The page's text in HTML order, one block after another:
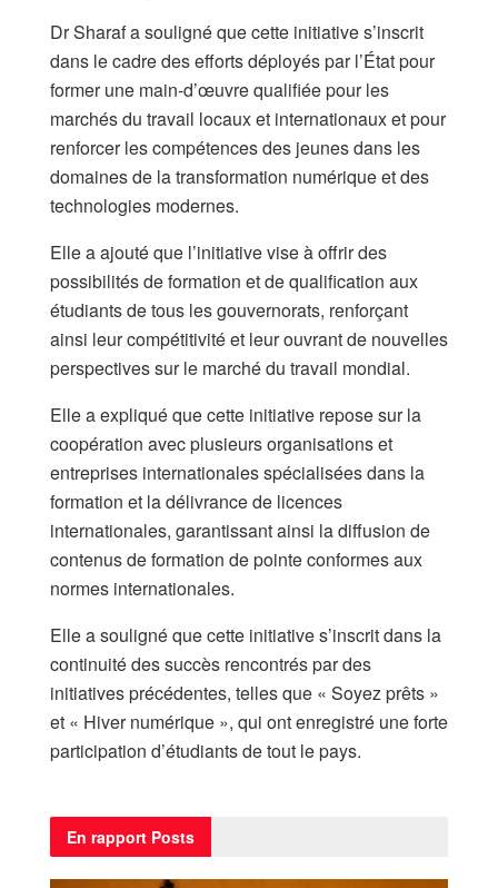
Dr Sharaf a souligné que cette initiative s’inscrit
dans le cadre des efforts déployés par l’État pour
former une main-d’œuvre qualifiée pour les
marchés du travail locaux et internationaux et pour
renforcer les compétences des jeunes dans les
domaines de la transformation numérique et des
technologies modernes.
Elle a ajouté que l’initiative vise à offrir des
possibilités de formation et de qualification aux
étudiants de tous les gouvernorats, renforçant
ainsi leur compétitivité et leur ouvrant de nouvelles
perspectives sur le marché du travail mondial.
Elle a expliqué que cette initiative repose sur la
coopération avec plusieurs organisations et
entreprises internationales spécialisées dans la
formation et la délivrance de licences
internationales, garantissant ainsi la diffusion de
contenus de formation de pointe conformes aux
normes internationales.
Elle a souligné que cette initiative s’inscrit dans la
continuité des succès rencontrés par des
initiatives précédentes, telles que « Soyez prêts »
et « Hiver numérique », qui ont enregistré une forte
participation d’étudiants de tout le pays.
En rapport Posts